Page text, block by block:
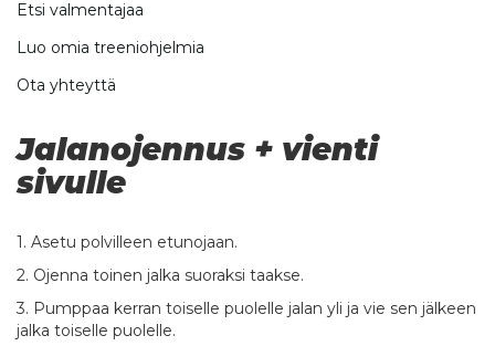
Etsi valmentajaa
Luo omia treeniohjelmia
Ota yhteyttä
Jalanojennus + vienti
sivulle
1. Asetu polvilleen etunojaan.
2. Ojenna toinen jalka suoraksi taakse.
3. Pumppaa kerran toiselle puolelle jalan yli ja vie sen jälkeen
jalka toiselle puolelle.